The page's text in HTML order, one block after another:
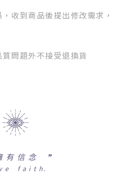
收到商品後提出修改需求，
問題外不接受退換貨
有 信 念 ❞
e f a i t h.